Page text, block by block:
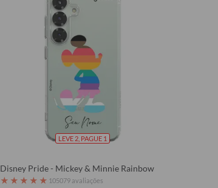
LEVE 2, PAGUE 1
Disney Pride - Mickey & Minnie Rainbow
★ ★ ★ ★ ★ 105079 avaliações